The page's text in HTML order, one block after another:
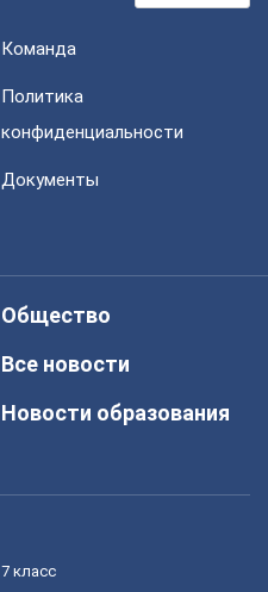
Команда
Политика
конфиденциальности
Документы
Общество
Все новости
Новости образования
7 класс